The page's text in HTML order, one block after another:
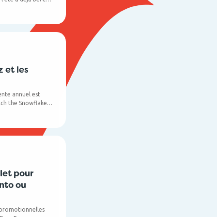
au départ de
et vous
et les
annuel est
the Snowflakes
pour
ou
promotionnelles